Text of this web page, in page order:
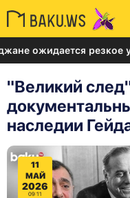
резкое
"Великий
наследии
11
МАЙ
2026
09:11